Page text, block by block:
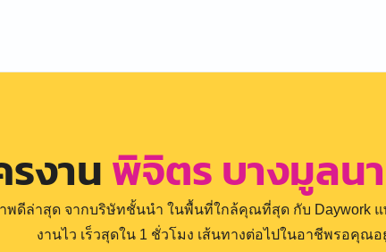
งานพิจิตร บางมูลน
พดีล่าสุด จากบริษัทชั้นนำ ในพื้นที่ใกล้คุณที่สุด กับ Daywork
งานไว เร็วสุดใน 1 ชั่วโมง เส้นทางต่อไปในอาชีพรอคุณอ